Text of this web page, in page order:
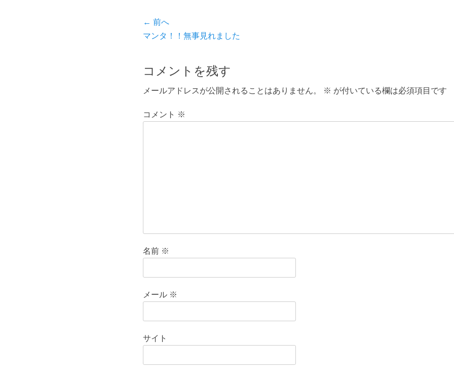
ー
投
稿
ビ
ゲ
ー
← 前へ
前
稿:
マンタ！！無事見れました
コメントを残す
メールアドレスが公開されることはありません。 ※ が付いている欄は必須項目です
コメント ※
名前 ※
メール ※
サイト